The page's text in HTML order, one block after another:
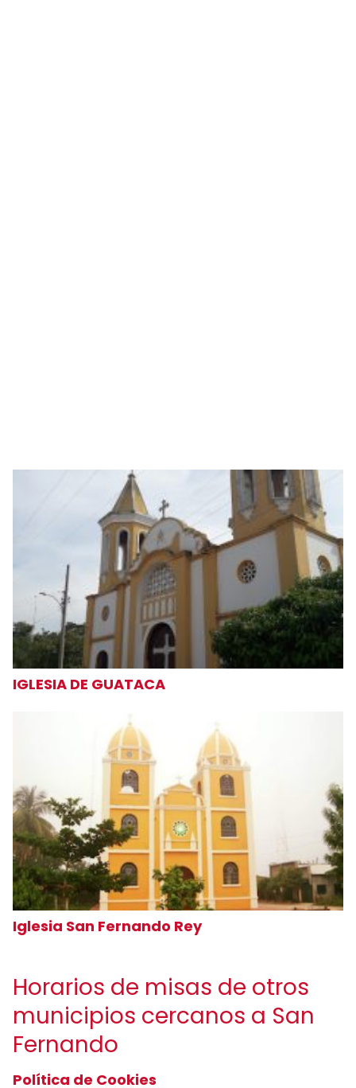
IGLESIA DE GUATACA
Iglesia San Fernando Rey
Horarios de misas de otros
municipios cercanos a San
Fernando
Política de Cookies